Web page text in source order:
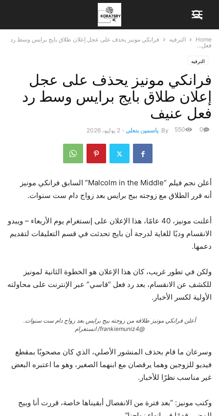
Home الترفيه
فرانكي مونيز يحذف على عجل إعلان طلاق بايج برايس وسط رد
فعل...
الترفيه
فرانكي مونيز يحذف على عجل
إعلان طلاق بايج برايس وسط رد
فعل عنيف
By ياسمين بنعلي - 2 يوليو، 2026 0
550
أعلن نجم فيلم “Malcolm in the Middle” السابق فرانكي مونيز
أنه قرر الطلاق مع زوجته بيج برايس بعد زواج دام ست سنوات.
أعلنت مونيز، 40 عامًا، هذا الإعلان على إنستغرام يوم الأربعاء – ويبدو
الانقسام وديًا للغاية لدرجة أن بايج تحدثت في قسم التعليقات لتقديم
دعمها.
ولكن في تطور غريب، كان هذا الإعلان هو الخطوة الثانية لمونيز
للكشف عن الانقسام، بعد رد فعل “قاسي” عبر الإنترنت على محاولته
الأولية لكسر الأخبار.
أعلن فرانكي مونيز طلاقه من زوجته بيج برايس بعد زواج دام ست سنوات.
@frankiemuniz4/ انستغرام
وسرعان ما قام بحذف المنشور الأصلي، الذي كان مصحوبًا بمقطع
فيديو للزوجين وهما يرقصان مع ابنهما الصغير، وهو ما اعتبره البعض
غير مناسب نظرًا للأخبار.
وكتب مونيز: “بعد فترة من الانفصال أبقيناها خاصة، قررت أنا وبيج